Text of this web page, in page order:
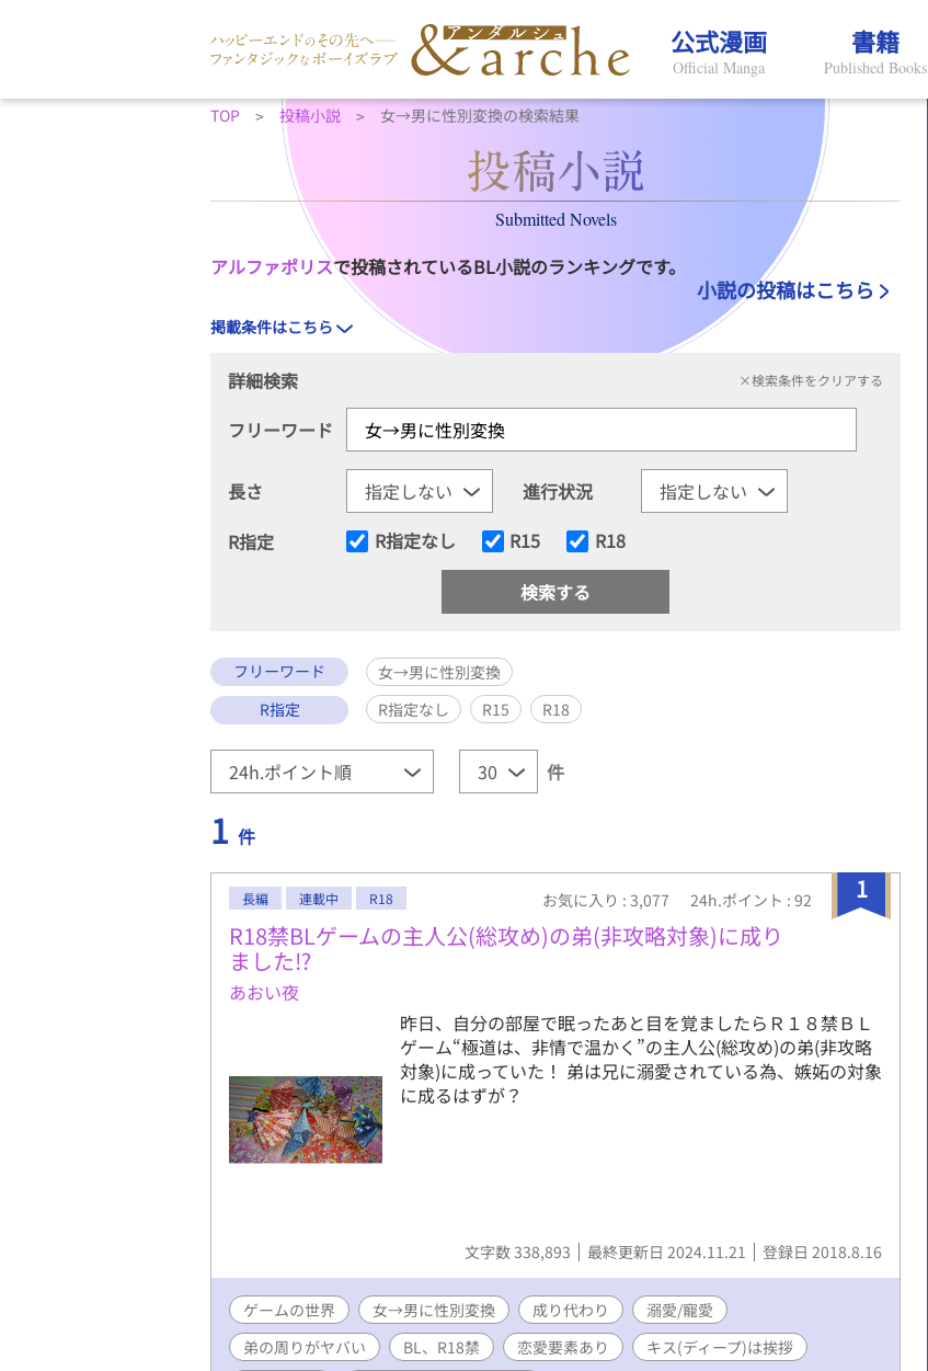
公式漫画
Official Manga
書籍
Published Books
TOP 投稿小説 女→男に性別変換の検索結果
Submitted Novels
アルファポリスで投稿されているBL小説のランキングです。
小説の投稿はこちら
掲載条件はこちら
詳細検索 ×検索条件をクリアする
フリーワード
長さ
進行状況
R指定
R指定なし R15 R18
フリーワード
女→男に性別変換
R指定
R指定なし R15 R18
件
1 件
1
長編 連載中 R18 お気に入り : 3,077 24h.ポイント : 92
R18禁BLゲームの主人公(総攻め)の弟(非攻略対象)に成り
ました⁉
あおい夜
昨日、自分の部屋で眠ったあと目を覚ましたらＲ１８禁ＢＬ
ゲーム“極道は、非情で温かく”の主人公(総攻め)の弟(非攻略
対象)に成っていた！ 弟は兄に溺愛されている為、嫉妬の対象
に成るはずが？
文字数 338,893 最終更新日 2024.11.21 登録日 2018.8.16
ゲームの世界 女→男に性別変換 成り代わり
溺愛/寵愛
弟の周りがヤバい
BL、R18禁 恋愛要素あり
キス(ディープ)は挨拶